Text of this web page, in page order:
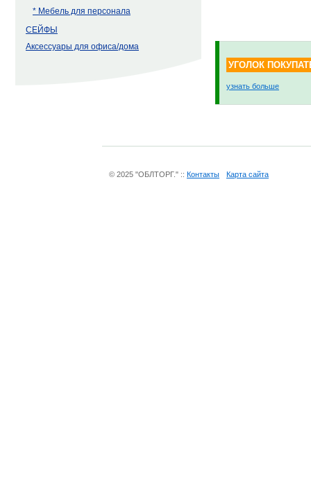
* Мебель для персонала
СЕЙФЫ
Аксессуары для офиса/дома
УГОЛОК
узнать больше
© 2025 "ОБЛТОРГ." :: Контакты Карта сайта